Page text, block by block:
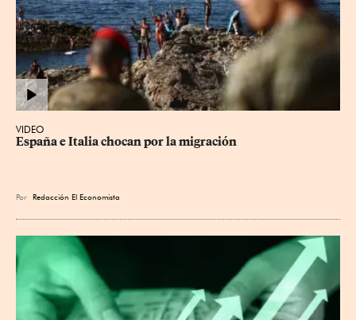
VIDEO
España e Italia chocan por la migración
Por Redacción El Economista